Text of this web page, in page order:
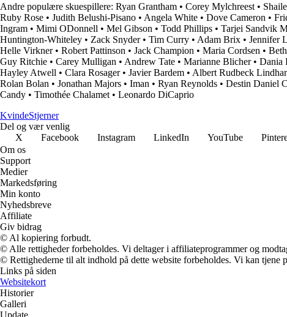
Andre populære skuespillere: Ryan Grantham • Corey Mylchreest •
Ruby Rose • Judith Belushi-Pisano • Angela White • Dove Cameron •
Ingram • Mimi ODonnell • Mel Gibson • Todd Phillips • Tarjei Sandvik
Huntington-Whiteley • Zack Snyder• Tim Curry • Adam Brix • Jennifer
Helle Virkner• Robert Pattinson • Jack Champion • Maria Cordsen •
Guy Ritchie • Carey Mulligan • Andrew Tate • Marianne Blicher• Dania
Hayley Atwell • Clara Rosager• Javier Bardem • Albert Rudbeck
Rolan Bolan • Jonathan Majors • Iman • Ryan Reynolds • Destin Daniel
Candy • Timothée Chalamet • Leonardo DiCaprio
KvindeStjerner
Del og vær venlig
X
Facebook Instagram LinkedIn YouTube
Om os
Support
Medier
Markedsføring
Min konto
Nyhedsbreve
Affiliate
Giv bidrag
© Al kopiering forbudt.
© Alle rettigheder forbeholdes. Vi deltager i affiliateprogrammer og
© Rettighederne til alt indhold på dette website forbeholdes. Vi kan tjene
Links på siden
Websitekort
Historier
Galleri
Update